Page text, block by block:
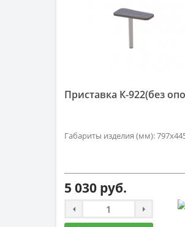
Приставка К-922(без
Габариты изделия (мм):
5 030 руб.